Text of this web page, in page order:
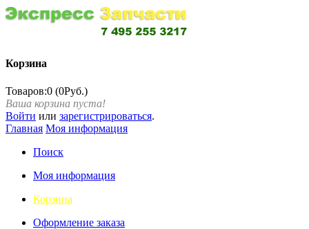
Корзина
Товаров:0 (0Руб.)
Ваша корзина пуста!
Войти или зарегистрироваться.
Главная Моя информация
Поиск
Моя информация
Корзина
Оформление заказа